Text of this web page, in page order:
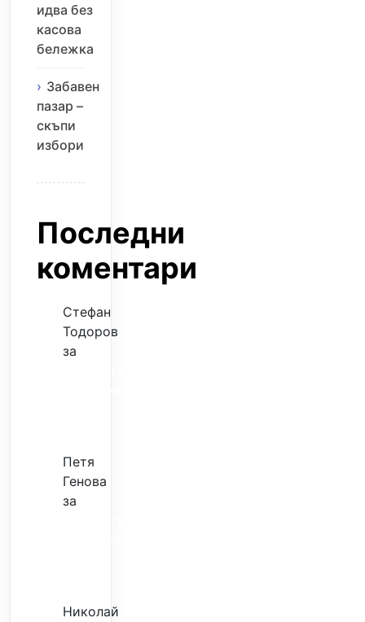
идва без
касова
бележка
Забавен
пазар –
скъпи
избори
Последни
коментари
Стефан
Тодоров
за
Петя
Генова
за
Николай